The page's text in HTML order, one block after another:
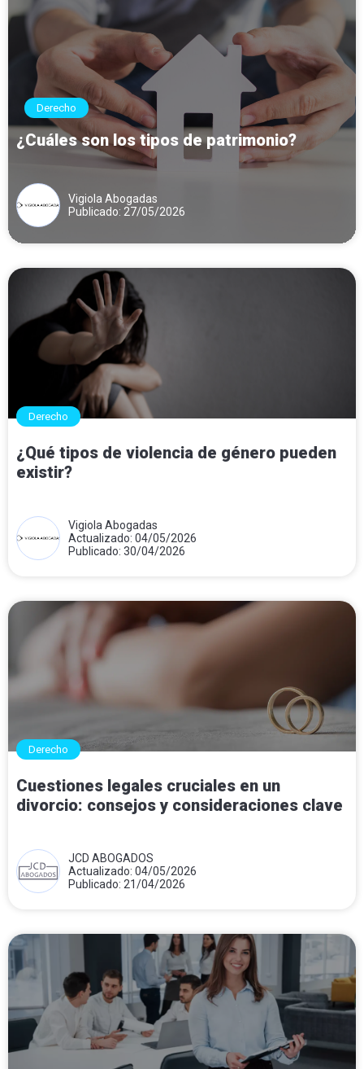
Derecho
¿Cuáles son los tipos de patrimonio?
Vigiola Abogadas
Publicado: 27/05/2026
Derecho
¿Qué tipos de violencia de género pueden
existir?
Vigiola Abogadas
Actualizado: 04/05/2026
Publicado: 30/04/2026
Derecho
Cuestiones legales cruciales en un
divorcio: consejos y consideraciones clave
JCD ABOGADOS
Actualizado: 04/05/2026
Publicado: 21/04/2026